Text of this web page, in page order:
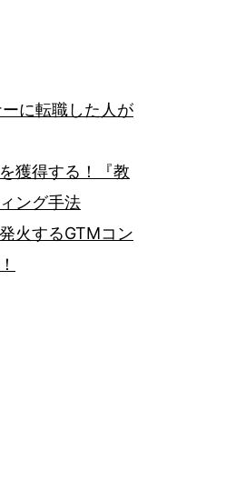
に転職した人が
獲得する！『教
ング手法
火するGTMコン